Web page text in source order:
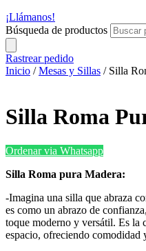
¡Llámanos!
Búsqueda de productos
Rastrear pedido
Inicio /Mesas y Sillas / Silla
Silla Roma
Ordenar via Whatsapp
Silla Roma pura Madera:
-Imagina una silla que abraza
es como un abrazo de
toque moderno y versátil. Es la
espacio, ofreciendo comodidad